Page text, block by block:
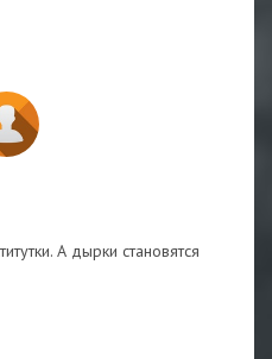
А дырки становятся